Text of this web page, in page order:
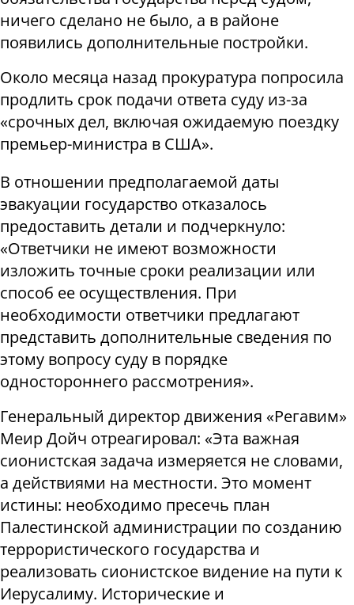
ничего сделано не было, а в районе
появились дополнительные постройки.
Около месяца назад прокуратура попросила
продлить срок подачи ответа суду из-за
«срочных дел, включая ожидаемую поездку
премьер-министра в США».
В отношении предполагаемой даты
эвакуации государство отказалось
предоставить детали и подчеркнуло:
«Ответчики не имеют возможности
изложить точные сроки реализации или
способ ее осуществления. При
необходимости ответчики предлагают
представить дополнительные сведения по
этому вопросу суду в порядке
одностороннего рассмотрения».
Генеральный директор движения «Регавим»
Меир Дойч отреагировал: «Эта важная
сионистская задача измеряется не словами,
а действиями на местности. Это момент
истины: необходимо пресечь план
Палестинской администрации по созданию
террористического государства и
реализовать сионистское видение на пути к
Иерусалиму. Исторические и